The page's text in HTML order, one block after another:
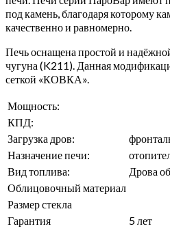
под камень, благодаря которому
качественно и равномерно.
Печь оснащена простой и
чугуна (K211). Данная
сеткой «КОВКА».
Мощность:
КПД:
Загрузка дров:
Назначение печи:
Вид топлива:
Дрова
Облицовочный материал
Размер стекла
Гарантия
5 лет